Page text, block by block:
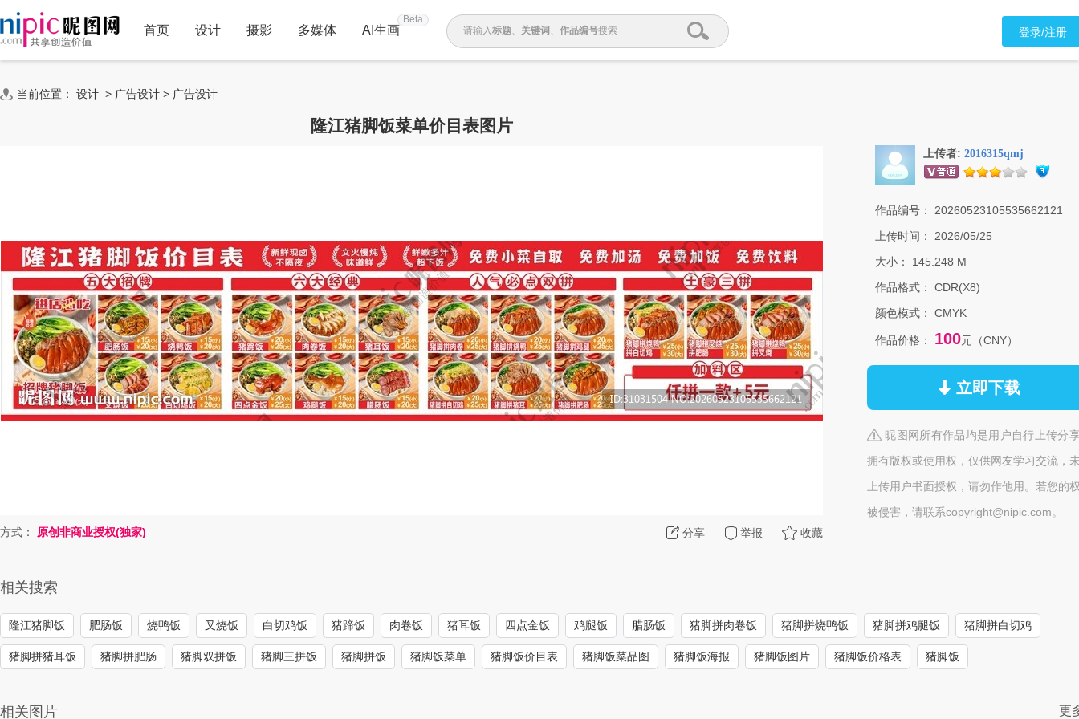
首页 设计 摄影 多媒体 AI生画
Beta
请输入标题、 关键词 、 作品编号搜索 登录/注册
当前位置： 设计 > 广告设计 > 广告设计
隆江猪脚饭菜单价目表图片
分享 举报 收藏
方式： 原创非商业授权(独家)
上传者: 2016315qmj
作品编号：
20260523105535662121
上传时间：
2026/05/25
大小：
145.248 M
作品格式：
CDR(X8)
颜色模式：
CMYK
作品价格： 100元（CNY）
立即下载
昵图网所有作品均是用户自行上传分
拥有版权或使用权，仅供网友学习交流，
上传用户书面授权，请勿作他用。若您的
被侵害，请联系copyright@nipic.com。
相关搜索
隆江猪脚饭 肥肠饭 烧鸭饭 叉烧饭 白切鸡饭 猪蹄饭 肉卷饭 猪耳饭 四点金饭 鸡腿饭 腊肠饭 猪脚拼肉卷饭 猪脚拼烧鸭饭 猪脚拼鸡腿饭 猪脚拼白切鸡
猪脚拼猪耳饭 猪脚拼肥肠 猪脚双拼饭 猪脚三拼饭 猪脚拼饭 猪脚饭菜单 猪脚饭价目表 猪脚饭菜品图 猪脚饭海报 猪脚饭图片 猪脚饭价格表 猪脚饭
相关图片 更